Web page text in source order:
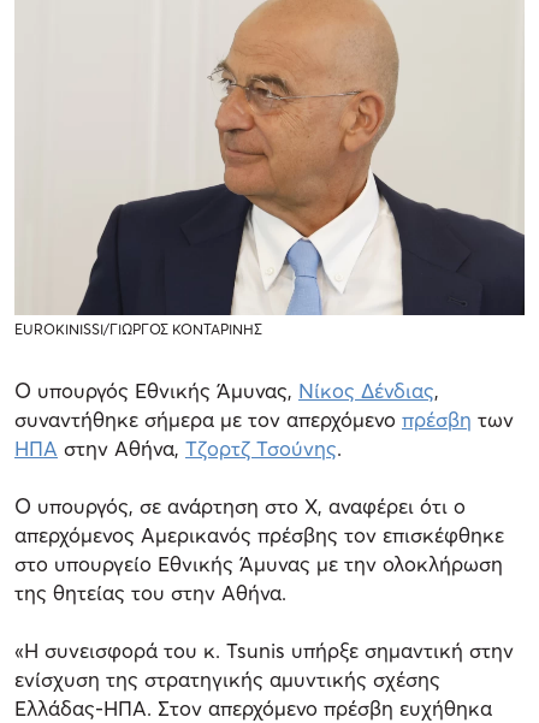
EUROKINISSI/ΓΙΩΡΓΟΣ ΚΟΝΤΑΡΙΝΗΣ
Ο υπουργός Εθνικής Άμυνας, Νίκος Δένδιας,
συναντήθηκε σήμερα με τον απερχόμενο πρέσβη των
ΗΠΑ στην Αθήνα, Τζορτζ Τσούνης.
Ο υπουργός, σε ανάρτηση στο Χ, αναφέρει ότι ο
απερχόμενος Αμερικανός πρέσβης τον επισκέφθηκε
στο υπουργείο Εθνικής Άμυνας με την ολοκλήρωση
της θητείας του στην Αθήνα.
«Η συνεισφορά του κ. Tsunis υπήρξε σημαντική στην
ενίσχυση της στρατηγικής αμυντικής σχέσης
Ελλάδας-ΗΠΑ. Στον απερχόμενο πρέσβη ευχήθηκα